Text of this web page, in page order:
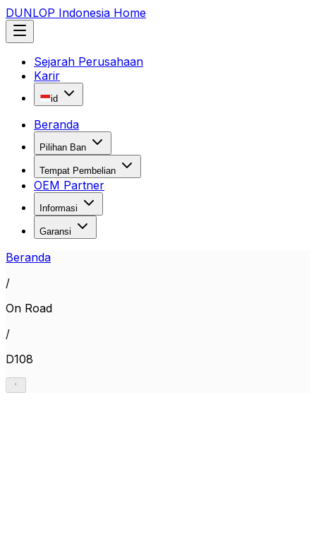
DUNLOP Indonesia Home
Sejarah Perusahaan
Karir
id
Beranda
Pilihan Ban
Tempat Pembelian
OEM Partner
Informasi
Garansi
Beranda
/
On Road
/
D108